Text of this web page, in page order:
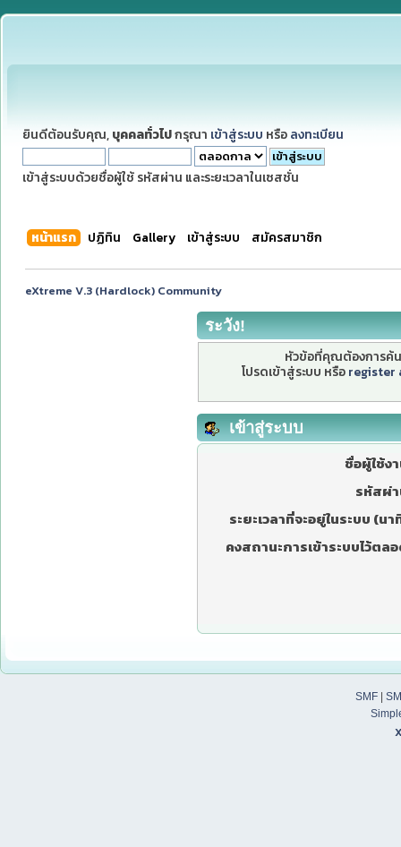
ยินดีต้อนรับคุณ, บุคคลทั่วไปกรุณา เข้าสู่ระบบ หรือ ลงทะเบียน
เข้าสู่ระบบด้วยชื่อผู้ใช้ รหัสผ่าน และระยะเวลาในเซสชั่น
หน้าแรก ปฏิทิน Gallery เข้าสู่ระบบ สมัครสมาชิก
eXtreme V.3 (Hardlock) Community
ระวัง!
หัวข้อที่คุณต้องการค้
โปรดเข้าสู่ระบบ หรือ register
เข้าสู่ระบบ
ชื่อผู้ใช้ง
รหัสผ่
ระยะเวลาที่จะอยู่ในระบบ (นา
คงสถานะการเข้าระบบไว้ตล
SMF|